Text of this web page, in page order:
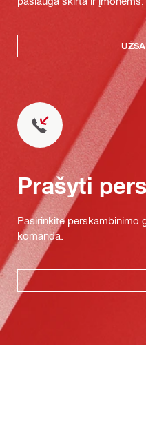
Prašyti
Pasirinkite perskambinimo
komanda.